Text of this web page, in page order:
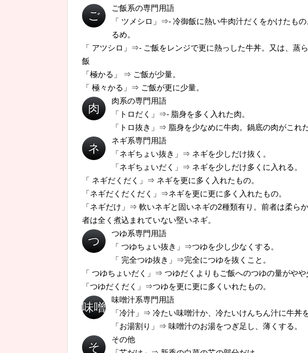
ご
ご飯系の専門用語
「 ツメシロ」⇒- 冷御飯に熱い牛肉汁だくをかけたも
るめ。
「 アツシロ」⇒- ご飯をレンジで更に熱っした牛丼。又は、蒸
飯
「極かる」 ⇒ ご飯が少量。
「 極々かる」⇒ ご飯が更に少量。
肉
肉系の専門用語
「トロだく」⇒- 脂身を多く入れた肉。
「トロ抜き」⇒ 脂身を少なめに牛肉。鍋底の肉がこれ
ネ
ネギ系専門用語
「ネギちょい抜き」⇒ ネギを少しだけ抜く。
「ネギちょいだく」⇒ ネギを少しだけ多くに入れる。
「 ネギだくだく」⇒ ネギを更に多く入れたもの。
「ネギだくだくだく」⇒ネギを更に更に多く入れたもの。
「ネギだけ」⇒ 軟いネギと固いネギの2種類有り。前者は柔ら
者は全く煮込まれていない堅いネギ。
つ
つゆ系専門用語
「 つゆちょい抜き」⇒つゆを少し少なくする。
「 完全つゆ抜き」⇒完全につゆを抜くこと。
「 つゆちょいだく」⇒ つゆだくよりもご飯へのつゆの量がやや
「つゆだくだく」⇒つゆを更に更に多くいれたもの。
味噌
味噌汁系専門用語
「冷汁」⇒ 冷たい味噌汁か、冷たいけんちん汁に牛丼
「お湯割り」⇒ 味噌汁のお湯をつぎ足し、薄くする。
そ
その他